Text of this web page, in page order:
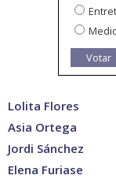
Votar
Lolita Flores
Asia Ortega
Jordi Sánchez
Elena Furiase